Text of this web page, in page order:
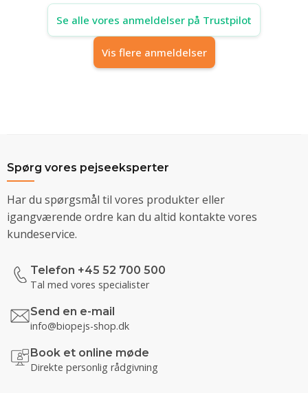
Se alle vores anmeldelser på Trustpilot
Vis flere anmeldelser
Spørg vores pejseeksperter
Har du spørgsmål til vores produkter eller
igangværende ordre kan du altid kontakte vores
kundeservice.
Telefon +45 52 700 500
Tal med vores specialister
Send en e-mail
info@biopejs-shop.dk
Book et online møde
Direkte personlig rådgivning